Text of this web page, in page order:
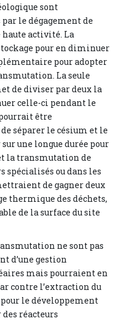
sont
le dégagement de
haute activité. La
pour en diminuer
pour adopter
La seule
de diviser par deux la
celle-ci pendant le
être
séparer le césium et le
une longue durée pour
la transmutation de
spécialisés ou dans les
de gagner deux
thermique des déchets,
de la surface du site
ne sont pas
d’une gestion
mais pourraient en
contre l’extraction du
le développement
des réacteurs